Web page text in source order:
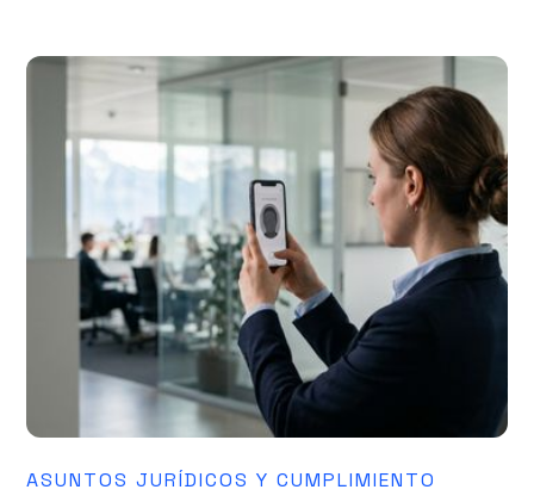
ASUNTOS JURÍDICOS Y CUMPLIMIENTO